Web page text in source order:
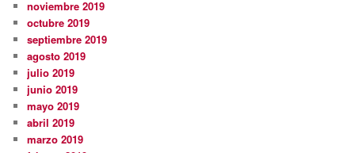
noviembre 2019
octubre 2019
septiembre 2019
agosto 2019
julio 2019
junio 2019
mayo 2019
abril 2019
marzo 2019